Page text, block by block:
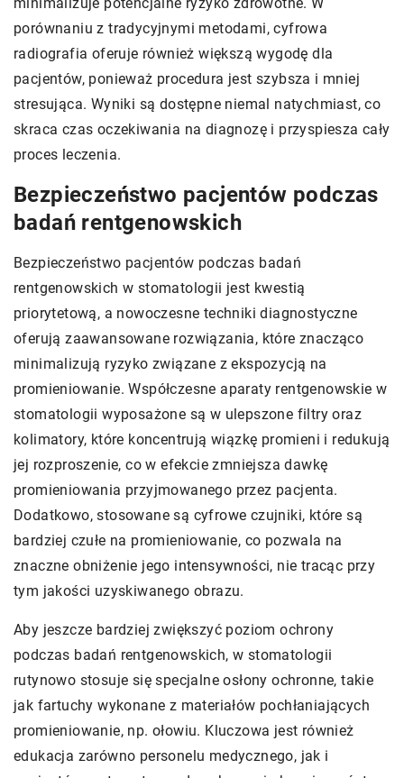
porównaniu z tradycyjnymi metodami, cyfrowa
radiografia oferuje również większą wygodę dla
pacjentów, ponieważ procedura jest szybsza i mniej
stresująca. Wyniki są dostępne niemal natychmiast, co
skraca czas oczekiwania na diagnozę i przyspiesza cały
proces leczenia.
Bezpieczeństwo pacjentów podczas
badań rentgenowskich
Bezpieczeństwo pacjentów podczas badań
rentgenowskich w stomatologii jest kwestią
priorytetową, a nowoczesne techniki diagnostyczne
oferują zaawansowane rozwiązania, które znacząco
minimalizują ryzyko związane z ekspozycją na
promieniowanie. Współczesne aparaty rentgenowskie w
stomatologii wyposażone są w ulepszone filtry oraz
kolimatory, które koncentrują wiązkę promieni i redukują
jej rozproszenie, co w efekcie zmniejsza dawkę
promieniowania przyjmowanego przez pacjenta.
Dodatkowo, stosowane są cyfrowe czujniki, które są
bardziej czułe na promieniowanie, co pozwala na
znaczne obniżenie jego intensywności, nie tracąc przy
tym jakości uzyskiwanego obrazu.
Aby jeszcze bardziej zwiększyć poziom ochrony
podczas badań rentgenowskich, w stomatologii
rutynowo stosuje się specjalne osłony ochronne, takie
jak fartuchy wykonane z materiałów pochłaniających
promieniowanie, np. ołowiu. Kluczowa jest również
edukacja zarówno personelu medycznego, jak i